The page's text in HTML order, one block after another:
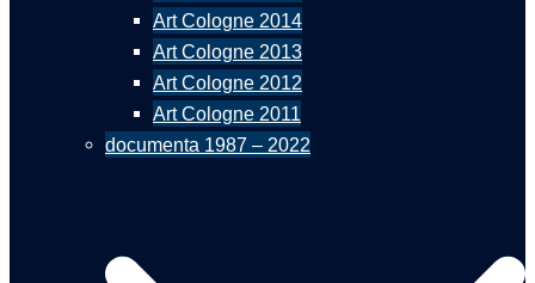
Art Cologne 2014
Art Cologne 2013
Art Cologne 2012
Art Cologne 2011
documenta 1987 – 2022